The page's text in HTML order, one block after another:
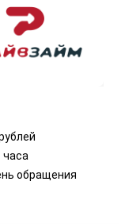
часа
обращения